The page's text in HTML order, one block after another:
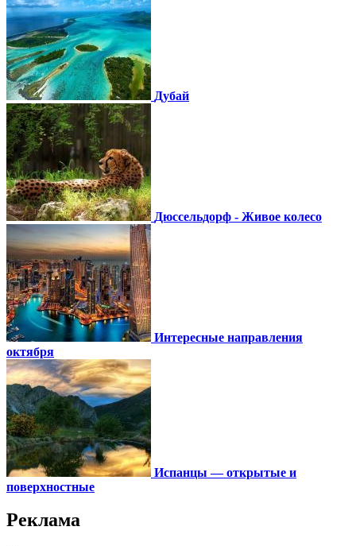
Дубай
Дюссельдорф - Живое колесо
Интересные направления
октября
Испанцы — открытые и
поверхностные
Реклама